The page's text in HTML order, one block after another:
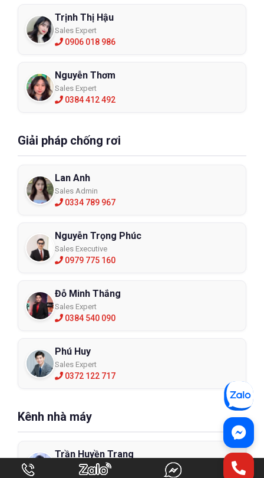
Trịnh Thị Hậu
Sales Expert
0906 018 986
Nguyễn Thơm
Sales Expert
0384 412 492
Giải pháp chống rơi
Lan Anh
Sales Admin
0334 789 967
Nguyễn Trọng Phúc
Sales Executive
0979 775 160
Đỗ Minh Thắng
Sales Expert
0384 540 090
Phú Huy
Sales Expert
0372 122 717
Kênh nhà máy
Trần Huyền Trang
Sales Manager